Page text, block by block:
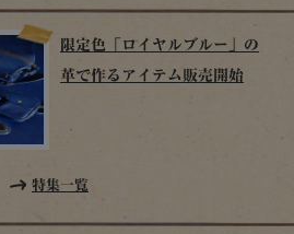
限定色「ロイヤルブルー」の
革で作るアイテム販売開始
特集一覧